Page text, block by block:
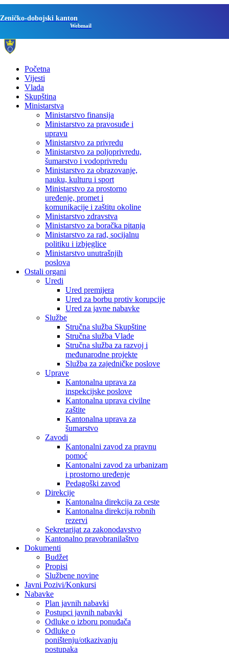
Zeničko-dobojski kanton
Webmail
Početna
Vijesti
Vlada
Skupština
Ministarstva
Ministarstvo finansija
Ministarstvo za pravosuđe i
upravu
Ministarstvo za privredu
Ministarstvo za poljoprivredu,
šumarstvo i vodoprivredu
Ministarstvo za obrazovanje,
nauku, kulturu i sport
Ministarstvo za prostorno
uređenje, promet i
komunikacije i zaštitu okoline
Ministarstvo zdravstva
Ministarstvo za boračka pitanja
Ministarstvo za rad, socijalnu
politiku i izbjeglice
Ministarstvo unutrašnjih
poslova
Ostali organi
Uredi
Ured premijera
Ured za borbu protiv korupcije
Ured za javne nabavke
Službe
Stručna služba Skupštine
Stručna služba Vlade
Stručna služba za razvoj i
međunarodne projekte
Služba za zajedničke poslove
Uprave
Kantonalna uprava za
inspekcijske poslove
Kantonalna uprava civilne
zaštite
Kantonalna uprava za
šumarstvo
Zavodi
Kantonalni zavod za pravnu
pomoć
Kantonalni zavod za urbanizam
i prostorno uređenje
Pedagoški zavod
Direkcije
Kantonalna direkcija za ceste
Kantonalna direkcija robnih
rezervi
Sekretarijat za zakonodavstvo
Kantonalno pravobranilaštvo
Dokumenti
Budžet
Propisi
Službene novine
Javni Pozivi/Konkursi
Nabavke
Plan javnih nabavki
Postupci javnih nabavki
Odluke o izboru ponuđača
Odluke o
poništenju/otkazivanju
postupaka